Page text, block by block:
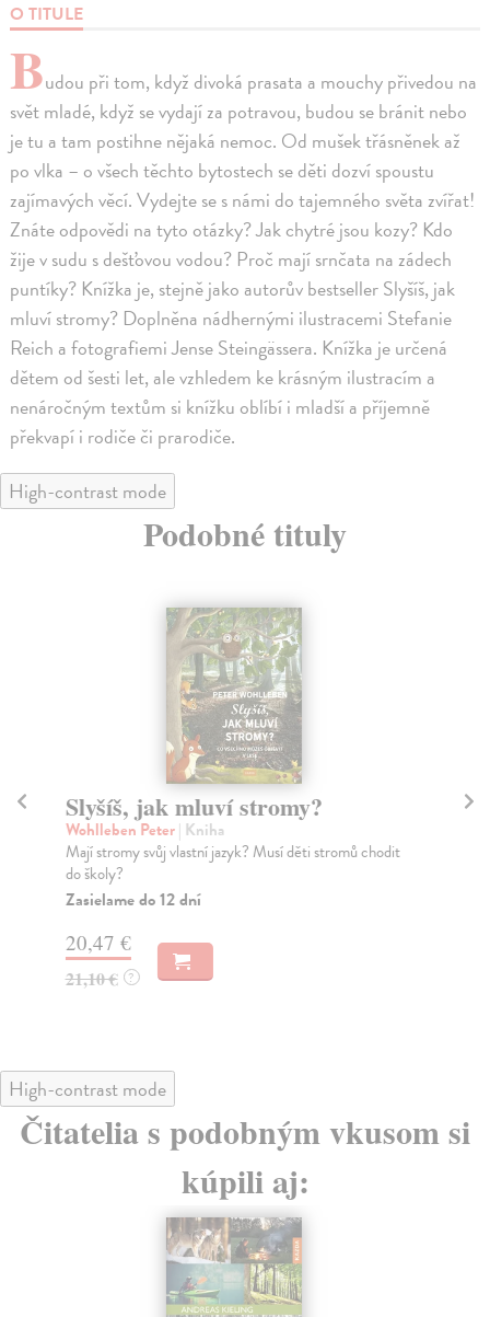
O TITULE
Budou při tom, když divoká prasata a mouchy přivedou na
svět mladé, když se vydají za potravou, budou se bránit nebo
je tu a tam postihne nějaká nemoc. Od mušek třásněnek až
po vlka – o všech těchto bytostech se děti dozví spoustu
zajímavých věcí. Vydejte se s námi do tajemného světa zvířat!
Znáte odpovědi na tyto otázky? Jak chytré jsou kozy? Kdo
žije v sudu s dešťovou vodou? Proč mají srnčata na zádech
puntíky? Knížka je, stejně jako autorův bestseller Slyšíš, jak
mluví stromy? Doplněna nádhernými ilustracemi Stefanie
Reich a fotografiemi Jense Steingässera. Knížka je určená
dětem od šesti let, ale vzhledem ke krásným ilustracím a
nenáročným textům si knížku oblíbí i mladší a příjemně
překvapí i rodiče či prarodiče.
High-contrast mode
Podobné tituly
Spáči aneb jak zvířata spí
Pintos Octavio| Kniha
Tato bohatě a půvabně ilustrovaná kniha dává zvídavým
dětským čtenářům, a možná i jejich rodičům, př...
Zasielame do 12 dní
18,24 €
18,80 € ?
High-contrast mode
Čitatelia s podobným vkusom si
kúpili aj: